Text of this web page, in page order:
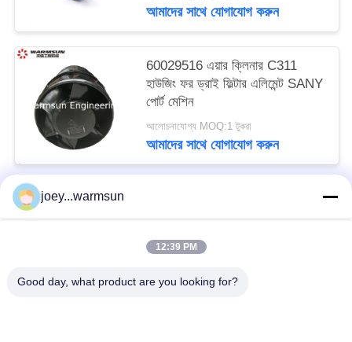
আমাদের সাথে যোগাযোগ করুন
60029516 এয়ার ক্লিনার C311
হাউজিং ফর ড্রাই ফিল্টার এলিমেন্ট SANY
পোর্ট মেশিন
আলোচনাযোগ্য MOQ:1 টুকরা
আমাদের সাথে যোগাযোগ করুন
joey...warmsun
12:39 PM
Good day, what product are you looking for?